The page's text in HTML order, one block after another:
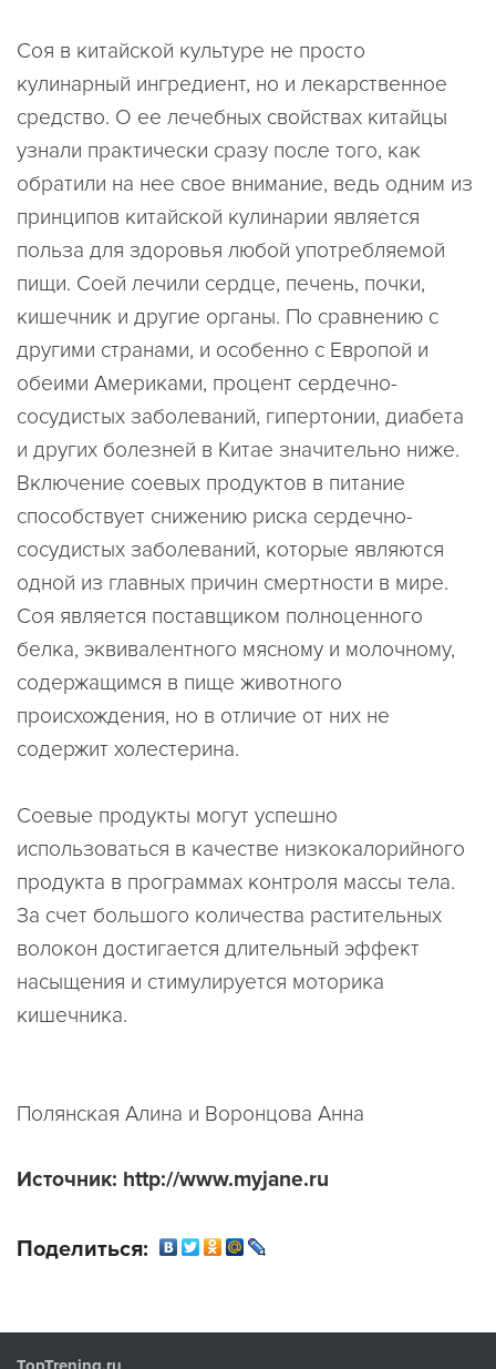
Соя в китайской культуре не просто
кулинарный ингредиент, но и лекарственное
средство. О ее лечебных свойствах китайцы
узнали практически сразу после того, как
обратили на нее свое внимание, ведь одним из
принципов китайской кулинарии является
польза для здоровья любой употребляемой
пищи. Соей лечили сердце, печень, почки,
кишечник и другие органы. По сравнению с
другими странами, и особенно с Европой и
обеими Америками, процент сердечно-
сосудистых заболеваний, гипертонии, диабета
и других болезней в Китае значительно ниже.
Включение соевых продуктов в питание
способствует снижению риска сердечно-
сосудистых заболеваний, которые являются
одной из главных причин смертности в мире.
Соя является поставщиком полноценного
белка, эквивалентного мясному и молочному,
содержащимся в пище животного
происхождения, но в отличие от них не
содержит холестерина.
Соевые продукты могут успешно
использоваться в качестве низкокалорийного
продукта в программах контроля массы тела.
За счет большого количества растительных
волокон достигается длительный эффект
насыщения и стимулируется моторика
кишечника.
Полянская Алина и Воронцова Анна
Источник: http://www.myjane.ru
Поделиться: